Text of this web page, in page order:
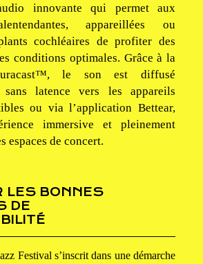
innovante qui permet aux
appareillées ou
cochléaires de profiter des
conditions optimales. Grâce à la
le son est diffusé
latence vers les appareils
ou via l’application Bettear,
immersive et pleinement
espaces de concert.
LES BONNES
DE
Festival s’inscrit dans une démarche